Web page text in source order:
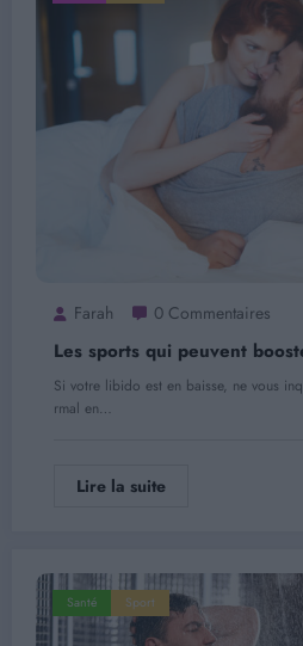
Farah 0 Commentaires
Les sports qui peuvent
Si votre libido est en baisse, ne vous
rmal en…
Lire la suite
Santé Sport